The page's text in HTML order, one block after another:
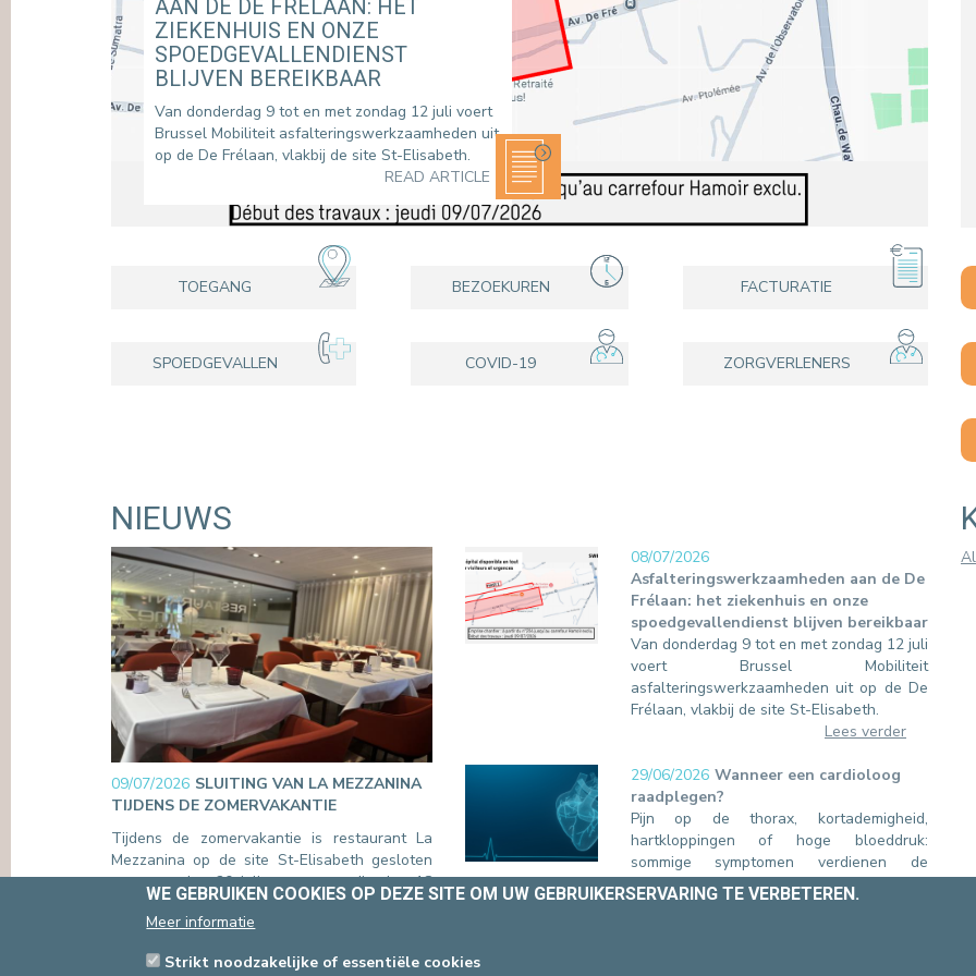
EEN PATIËNT CONTACTEREN
VERTREK
PATIËNTENADMINISTRATIE &
HOSPITALISATIE
AAN DE DE FRÉLAAN: HET
ZIEKENHUIS EN ONZE
SPOEDGEVALLENDIENST
BLIJVEN BEREIKBAAR
Van donderdag 9 tot en met zondag 12 juli voert
Brussel Mobiliteit asfalteringswerkzaamheden uit
op de De Frélaan, vlakbij de site St-Elisabeth.
READ ARTICLE
TOEGANG BEZOEKUREN FACTURATIE
SPOEDGEVALLEN COVID-19 ZORGVERLENERS
NIEUWS
09/07/2026 SLUITING VAN LA MEZZANINA
TIJDENS DE ZOMERVAKANTIE
Tijdens de zomervakantie is restaurant La
Mezzanina op de site St-Elisabeth gesloten
van maandag 20 juli tot en met dinsdag 18
augustus. Ook de roomservice is gedurende
deze periode niet beschikbaar.
08/07/2026
Asfalteringswerkzaamheden aan de De
Frélaan: het ziekenhuis en onze
spoedgevallendienst blijven bereikbaar
Van donderdag 9 tot en met zondag 12 juli
voert Brussel Mobiliteit
asfalteringswerkzaamheden uit op de De
Frélaan, vlakbij de site St-Elisabeth.
Lees verder
29/06/2026 Wanneer een cardioloog
raadplegen?
Pijn op de thorax, kortademigheid,
hartkloppingen of hoge bloeddruk:
sommige symptomen verdienen de
aandacht van een specialist. Bij de Europa
Ziekenhuizen begeleidt onze dienst
WE GEBRUIKEN COOKIES OP DEZE SITE OM UW GEBRUIKERSERVARING TE VERBETEREN.
Meer informatie
Strikt noodzakelijke of essentiële cookies